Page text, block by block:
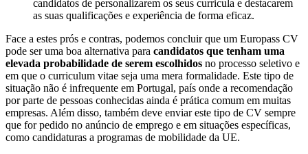
candidatos de personalizarem os seus curricula e destacarem
as suas qualificações e experiência de forma eficaz.
Face a estes prós e contras, podemos concluir que um Europass CV
pode ser uma boa alternativa para candidatos que tenham uma
elevada probabilidade de serem escolhidos no processo seletivo e
em que o curriculum vitae seja uma mera formalidade. Este tipo de
situação não é infrequente em Portugal, país onde a recomendação
por parte de pessoas conhecidas ainda é prática comum em muitas
empresas. Além disso, também deve enviar este tipo de CV sempre
que for pedido no anúncio de emprego e em situações específicas,
como candidaturas a programas de mobilidade da UE.